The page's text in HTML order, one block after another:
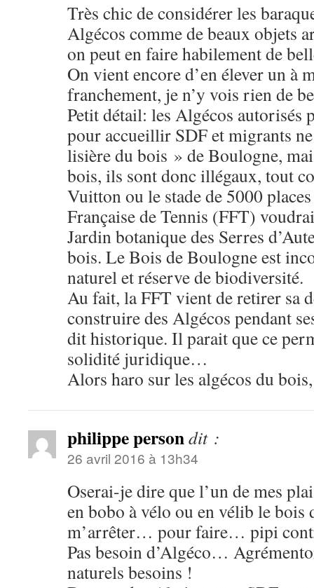
Très chic de considérer les
Algécos comme de beaux objets
on peut en faire habilement de
On vient encore d’en élever un à
franchement, je n’y vois rien de
Petit détail: les Algécos autorisés
pour accueillir SDF et migrants
lisière du bois » de Boulogne,
bois, ils sont donc illégaux, tout
Vuitton ou le stade de 5000
Française de Tennis (FFT)
Jardin botanique des Serres
bois. Le Bois de Boulogne est
naturel et réserve de biodiversité.
Au fait, la FFT vient de retirer sa
construire des Algécos pendant
dit historique. Il parait que ce
solidité juridique…
Alors haro sur les algécos du
philippe persondit :
26 avril 2016 à 13h34
Oserai-je dire que l’un de mes
en bobo à vélo ou en vélib le bois
m’arrêter… pour faire… pipi
Pas besoin d’Algéco…
naturels besoins !